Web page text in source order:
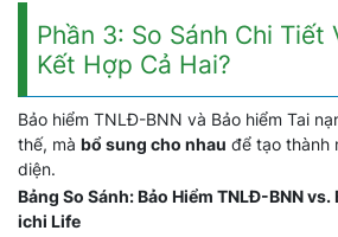
Phần 3: So Sánh Chi Tiết
Kết Hợp Cả Hai?
Bảo hiểm TNLĐ-BNN và Bảo hiểm Tai
thế, mà bổ sung cho nhau để tạo thành
diện.
Bảng So Sánh: Bảo Hiểm TNLĐ-BNN vs.
ichi Life